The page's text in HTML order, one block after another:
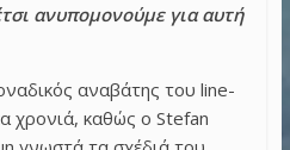
ανυπομονούμε για αυτή
αναβάτης του line-
χρονιά, καθώς ο Stefan